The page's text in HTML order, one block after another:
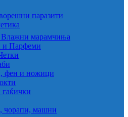
паразити
марамчиња
Парфеми
фен и ножици
чорапи, машни